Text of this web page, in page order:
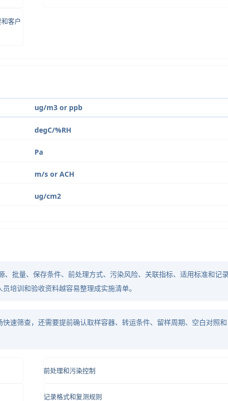
客户
ug/m3 or ppb
degC/%RH
Pa
m/s or ACH
ug/cm2
批量、保存条件、前处理方式、污染风险、关联指标、适用标准和记
培训和验收资料越容易整理成实施清单。
速筛查，还需要提前确认取样容器、转运条件、留样周期、空白对照和
前处理和污染控制
记录格式和复测规则